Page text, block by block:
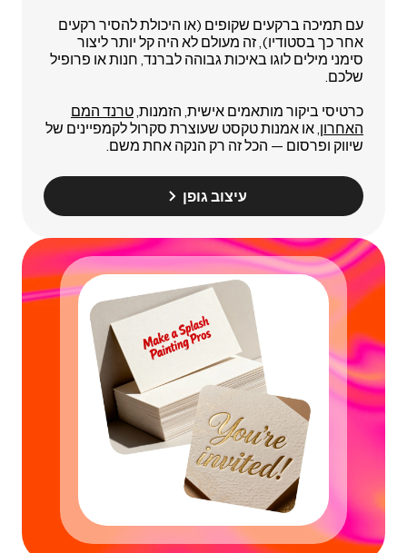
עם תמיכה ברקעים שקופים (או היכולת להסיר רקעים
אחר כך בסטודיו), זה מעולם לא היה קל יותר ליצור
סימני מילים לוגו באיכות גבוהה לברנד, חנות או פרופיל
שלכם.
כרטיסי ביקור מותאמים אישית, הזמנות, טרנד המם
האחרון , או אמנות טקסט שעוצרת סקרול לקמפיינים של
שיווק ופרסום — הכל זה רק הנקה אחת משם.
עיצוב גופן